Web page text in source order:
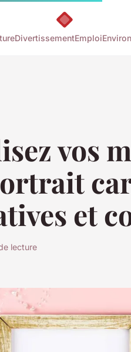
DivertissementEmploi
vos
et
lecture